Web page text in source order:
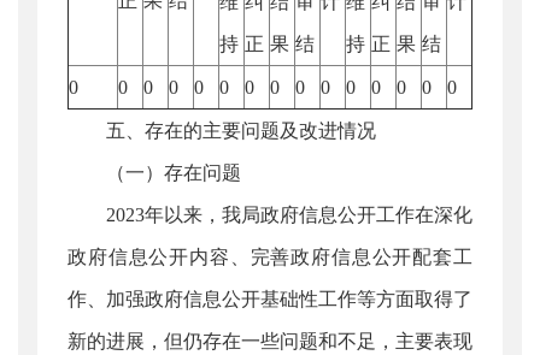
持 正 果 结 持 正 果 结
0 0 0 0 0 0 0 0 0 0 0 0 0 0 0
五、存在的主要问题及改进情况
（一）存在问题
2023年以来，我局政府信息公开工作在深化
政府信息公开内容、完善政府信息公开配套工
作、加强政府信息公开基础性工作等方面取得了
新的进展，但仍存在一些问题和不足，主要表现